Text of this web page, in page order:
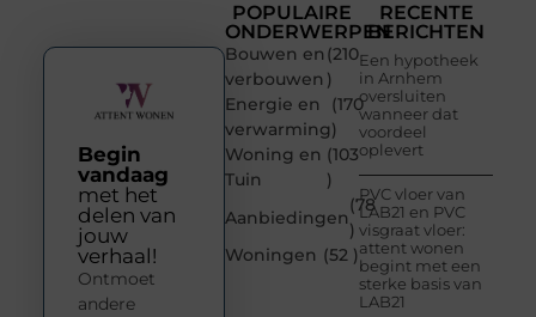
POPULAIRE
ONDERWERPEN
Bouwen en
verbouwen
(210
)
Energie en
verwarming
(170
)
Woning en
Tuin
(103
)
Aanbiedingen
(78
)
Woningen (52 )
RECENTE
BERICHTEN
Een hypotheek
in Arnhem
oversluiten
wanneer dat
voordeel
oplevert
PVC vloer van
LAB21 en PVC
visgraat vloer:
attent wonen
begint met een
sterke basis van
LAB21
Begin
vandaag
met het
delen van
jouw
verhaal!
Ontmoet
andere